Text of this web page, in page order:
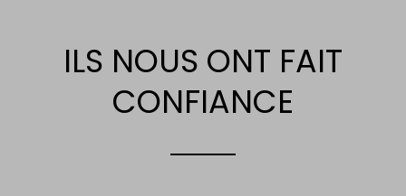
ILS NOUS ONT FAIT
CONFIANCE